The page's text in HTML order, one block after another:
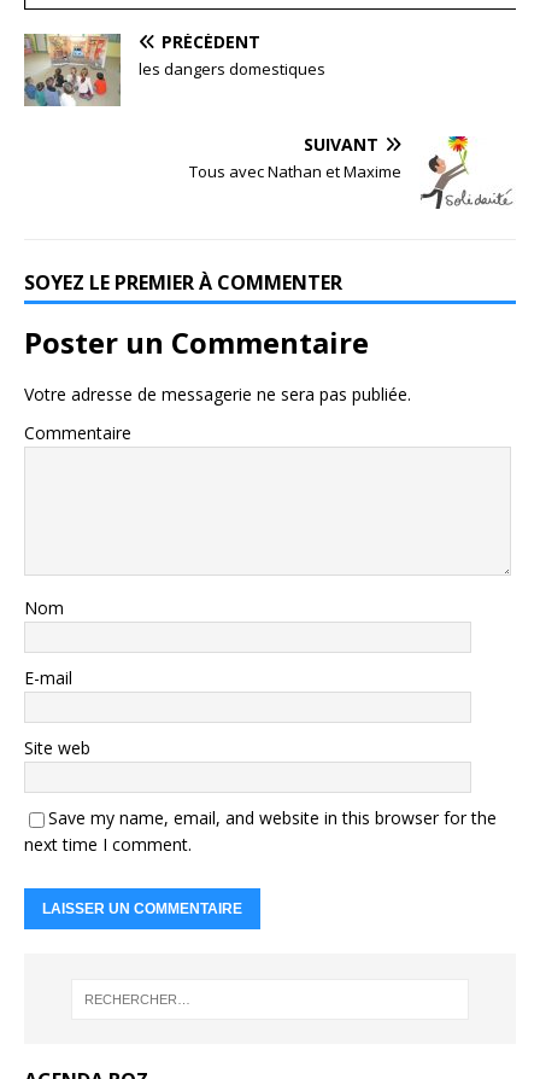
PRÉCÉDENT
les dangers domestiques
SUIVANT
Tous avec Nathan et Maxime
SOYEZ LE PREMIER À COMMENTER
Poster un Commentaire
Votre adresse de messagerie ne sera pas publiée.
Commentaire
Nom
E-mail
Site web
Save my name, email, and website in this browser for the
next time I comment.